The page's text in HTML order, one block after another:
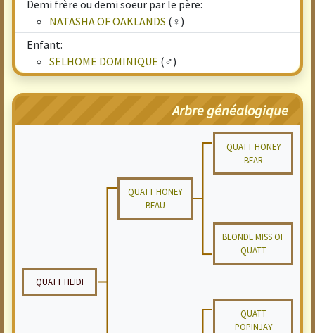
Demi frère ou demi soeur par le père:
NATASHA OF OAKLANDS (♀)
Enfant:
SELHOME DOMINIQUE (♂)
Arbre généalogique
QUATT HONEY
BEAR
QUATT HONEY
BEAU
BLONDE MISS OF
QUATT
QUATT HEIDI
QUATT
POPINJAY